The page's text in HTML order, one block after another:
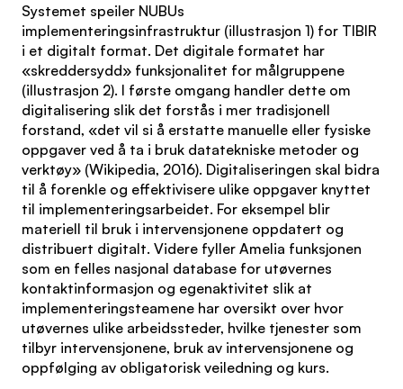
Systemet speiler NUBUs
implementeringsinfrastruktur (illustrasjon 1) for TIBIR
i et digitalt format. Det digitale formatet har
«skreddersydd» funksjonalitet for målgruppene
(illustrasjon 2). I første omgang handler dette om
digitalisering slik det forstås i mer tradisjonell
forstand, «det vil si å erstatte manuelle eller fysiske
oppgaver ved å ta i bruk datatekniske metoder og
verktøy» (Wikipedia, 2016). Digitaliseringen skal bidra
til å forenkle og effektivisere ulike oppgaver knyttet
til implementeringsarbeidet. For eksempel blir
materiell til bruk i intervensjonene oppdatert og
distribuert digitalt. Videre fyller Amelia funksjonen
som en felles nasjonal database for utøvernes
kontaktinformasjon og egenaktivitet slik at
implementeringsteamene har oversikt over hvor
utøvernes ulike arbeidssteder, hvilke tjenester som
tilbyr intervensjonene, bruk av intervensjonene og
oppfølging av obligatorisk veiledning og kurs.